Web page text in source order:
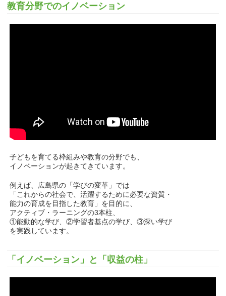
教育分野でのイノベーション
子どもを育てる枠組みや教育の分野でも、
イノベーションが起きてきています。
例えば、広島県の「学びの変革」では
「これからの社会で、活躍するために必要な資質・
能力の育成を目指した教育」を目的に、
アクティブ・ラーニングの3本柱、
①能動的な学び、②学習者基点の学び、③深い学び
を実践しています。
「イノベーション」と「収益の柱」